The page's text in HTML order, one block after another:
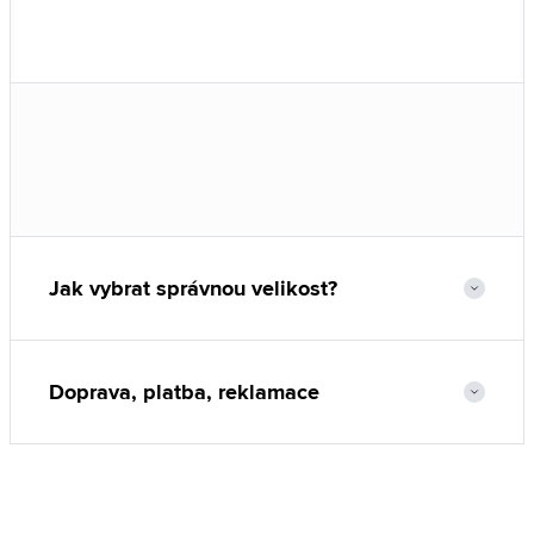
Jak vybrat správnou velikost?
Doprava, platba, reklamace